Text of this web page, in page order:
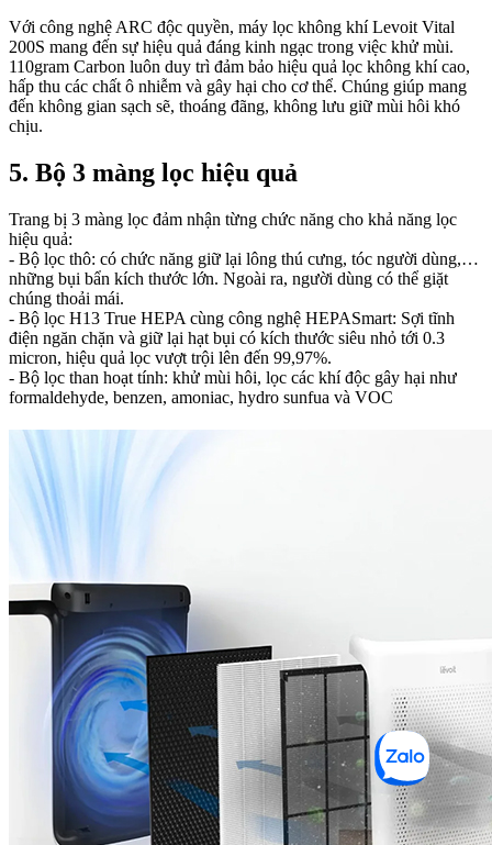
Với công nghệ ARC độc quyền, máy lọc không khí Levoit Vital
200S mang đến sự hiệu quả đáng kinh ngạc trong việc khử mùi.
110gram Carbon luôn duy trì đảm bảo hiệu quả lọc không khí cao,
hấp thu các chất ô nhiễm và gây hại cho cơ thể. Chúng giúp mang
đến không gian sạch sẽ, thoáng đãng, không lưu giữ mùi hôi khó
chịu.
5. Bộ 3 màng lọc hiệu quả
Trang bị 3 màng lọc đảm nhận từng chức năng cho khả năng lọc
hiệu quả:
- Bộ lọc thô: có chức năng giữ lại lông thú cưng, tóc người dùng,…
những bụi bẩn kích thước lớn. Ngoài ra, người dùng có thể giặt
chúng thoải mái.
- Bộ lọc H13 True HEPA cùng công nghệ HEPASmart: Sợi tĩnh
điện ngăn chặn và giữ lại hạt bụi có kích thước siêu nhỏ tới 0.3
micron, hiệu quả lọc vượt trội lên đến 99,97%.
- Bộ lọc than hoạt tính: khử mùi hôi, lọc các khí độc gây hại như
formaldehyde, benzen, amoniac, hydro sunfua và VOC